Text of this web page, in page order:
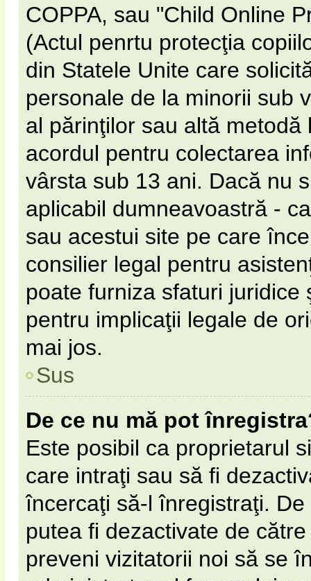
COPPA, sau "Child Online
(Actul penrtu protecţia
din Statele Unite care
personale de la minorii sub
al părinţilor sau altă
acordul pentru colectarea
vârsta sub 13 ani. Dacă nu
aplicabil dumneavoastră -
sau acestui site pe care
consilier legal pentru
poate furniza sfaturi
pentru implicaţii legale de
mai jos.
Sus
De ce nu mă pot
Este posibil ca proprietarul
care intraţi sau să fi
încercaţi să-l înregistraţi.
putea fi dezactivate de
preveni vizitatorii noi să se